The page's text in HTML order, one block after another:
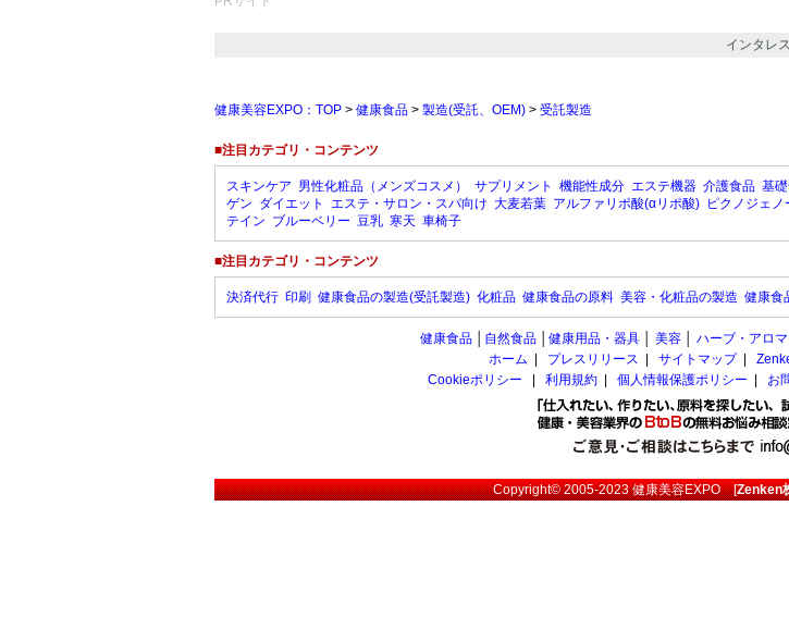
インタレ
健康美容EXPO：TOP > 健康食品 > 製造(受託、OEM) > 受託製造
■注目カテゴリ・コンテンツ
スキンケア 男性化粧品（メンズコスメ） サプリメント 機能性成分 エステ機器 介護食品 基
ゲン ダイエット エステ・サロン・スパ向け 大麦若葉 アルファリポ酸(αリポ酸) ピクノジェノ
テイン ブルーベリー 豆乳 寒天 車椅子
■注目カテゴリ・コンテンツ
決済代行 印刷 健康食品の製造(受託製造) 化粧品 健康食品の原料 美容・化粧品の製造 健康食
健康食品 自然食品 健康用品・器具 美容 ハーブ・アロマ
ホーム
プレスリリース サイトマップ|
Cookieポリシー
利用規約 個人情報保護ポリシー お
Copyright© 2005-2023健康美容EXPO[Zenken